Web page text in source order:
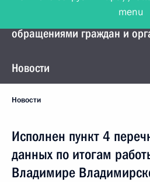
Управление Президента по
обращениями граждан и
Новости
Новости
Исполнен пункт 4
данных по итогам
Владимире
menu